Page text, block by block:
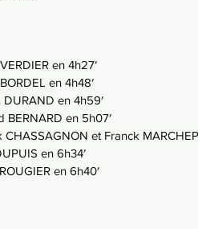
en 4h27′
en 4h48′
DURAND en 4h59′
BERNARD en 5h07′
CHASSAGNON et Franck
en 6h34′
en 6h40′